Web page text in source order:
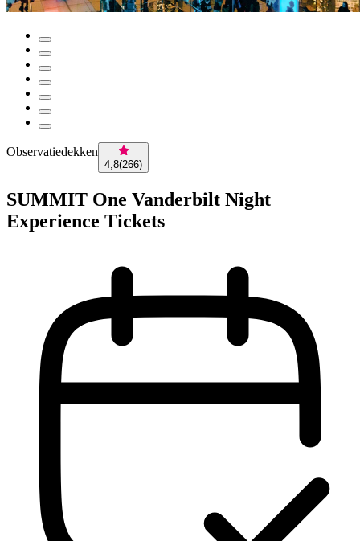
Observatiedekken
4,8(266)
SUMMIT One Vanderbilt Night
Experience Tickets